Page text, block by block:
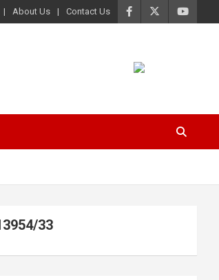
About Us Contact Us
33